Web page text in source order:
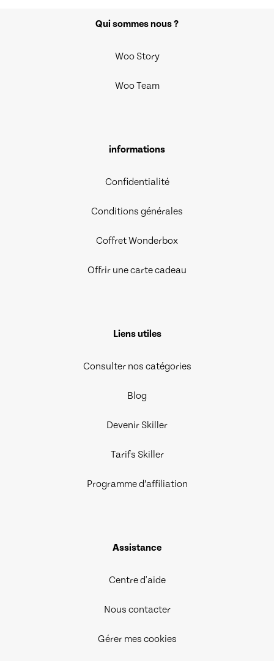
Qui sommes nous ?
Woo Story
Woo Team
informations
Confidentialité
Conditions générales
Coffret Wonderbox
Offrir une carte cadeau
Liens utiles
Consulter nos catégories
Blog
Devenir Skiller
Tarifs Skiller
Programme d’affiliation
Assistance
Centre d'aide
Nous contacter
Gérer mes cookies